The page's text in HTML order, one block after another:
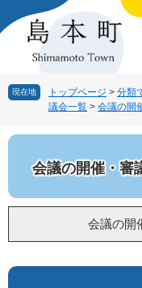
ー
。
ニ
て
へ
現在地 トップページ > 分類
議会一覧 > 会議の開
会議の開催・審
会議の開
文